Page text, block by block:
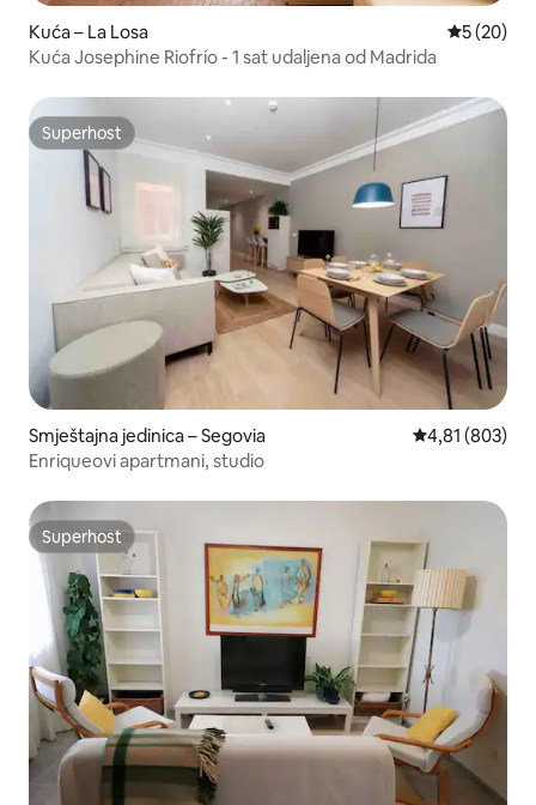
Kuća – La Losa Prosječna
5 (20)
Kuća Josephine Riofrío - 1 sat udaljena od Madrida
Superhost
Superhost
Smještajna jedinica – Segovia Prosječna
4,81 (803)
Enriqueovi apartmani, studio
Superhost
Superhost